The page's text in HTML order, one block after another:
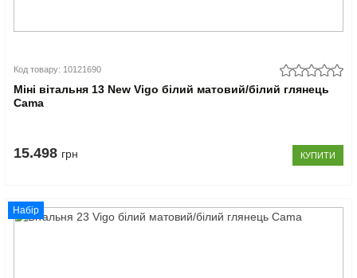
Код товару: 10121690
Міні вітальня 13 New Vigo білий матовий/білий глянець
Cama
15.498 грн КУПИТИ
Набір